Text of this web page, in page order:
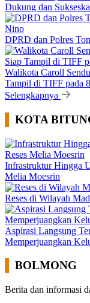
Dukung dan
DPRD dan Polres
Walikota Caroll
Tampil di TIFF pada
Selengkapnya
KOTA
Infrastruktur Hingga
Melia Moesrin
Reses di Wilayah
Aspirasi Langsung
Memperjuangkan
BOLMONG
Berita dan informasi